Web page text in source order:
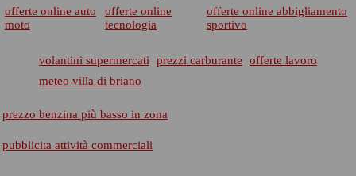
offerte online auto
moto
offerte online
tecnologia
offerte online abbigliamento
sportivo
volantini supermercati prezzi carburante
offerte lavoro
meteo villa di briano
prezzo benzina più basso in zona
pubblicita attività commerciali